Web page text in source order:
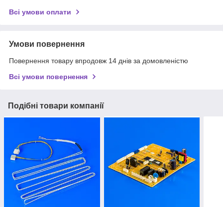
Всі умови оплати
Умови повернення
Повернення товару впродовж 14 днів за домовленістю
Всі умови повернення
Подібні товари компанії